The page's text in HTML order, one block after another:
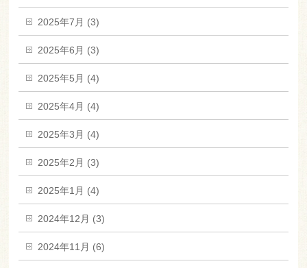
2025年7月 (3)
2025年6月 (3)
2025年5月 (4)
2025年4月 (4)
2025年3月 (4)
2025年2月 (3)
2025年1月 (4)
2024年12月 (3)
2024年11月 (6)